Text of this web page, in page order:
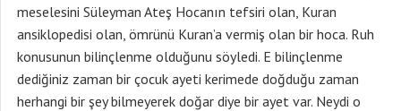
meselesini Süleyman Ateş Hocanın tefsiri olan, Kuran
ansiklopedisi olan, ömrünü Kuran’a vermiş olan bir hoca. Ruh
konusunun bilinçlenme olduğunu söyledi. E bilinçlenme
dediğiniz zaman bir çocuk ayeti kerimede doğduğu zaman
herhangi bir şey bilmeyerek doğar diye bir ayet var. Neydi o